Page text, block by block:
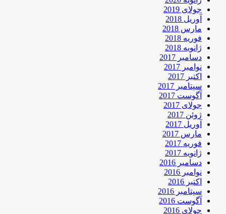
جولای 2019
آوریل 2018
مارس 2018
فوریه 2018
ژانویه 2018
دسامبر 2017
نوامبر 2017
اکتبر 2017
سپتامبر 2017
آگوست 2017
جولای 2017
ژوئن 2017
آوریل 2017
مارس 2017
فوریه 2017
ژانویه 2017
دسامبر 2016
نوامبر 2016
اکتبر 2016
سپتامبر 2016
آگوست 2016
جولای 2016